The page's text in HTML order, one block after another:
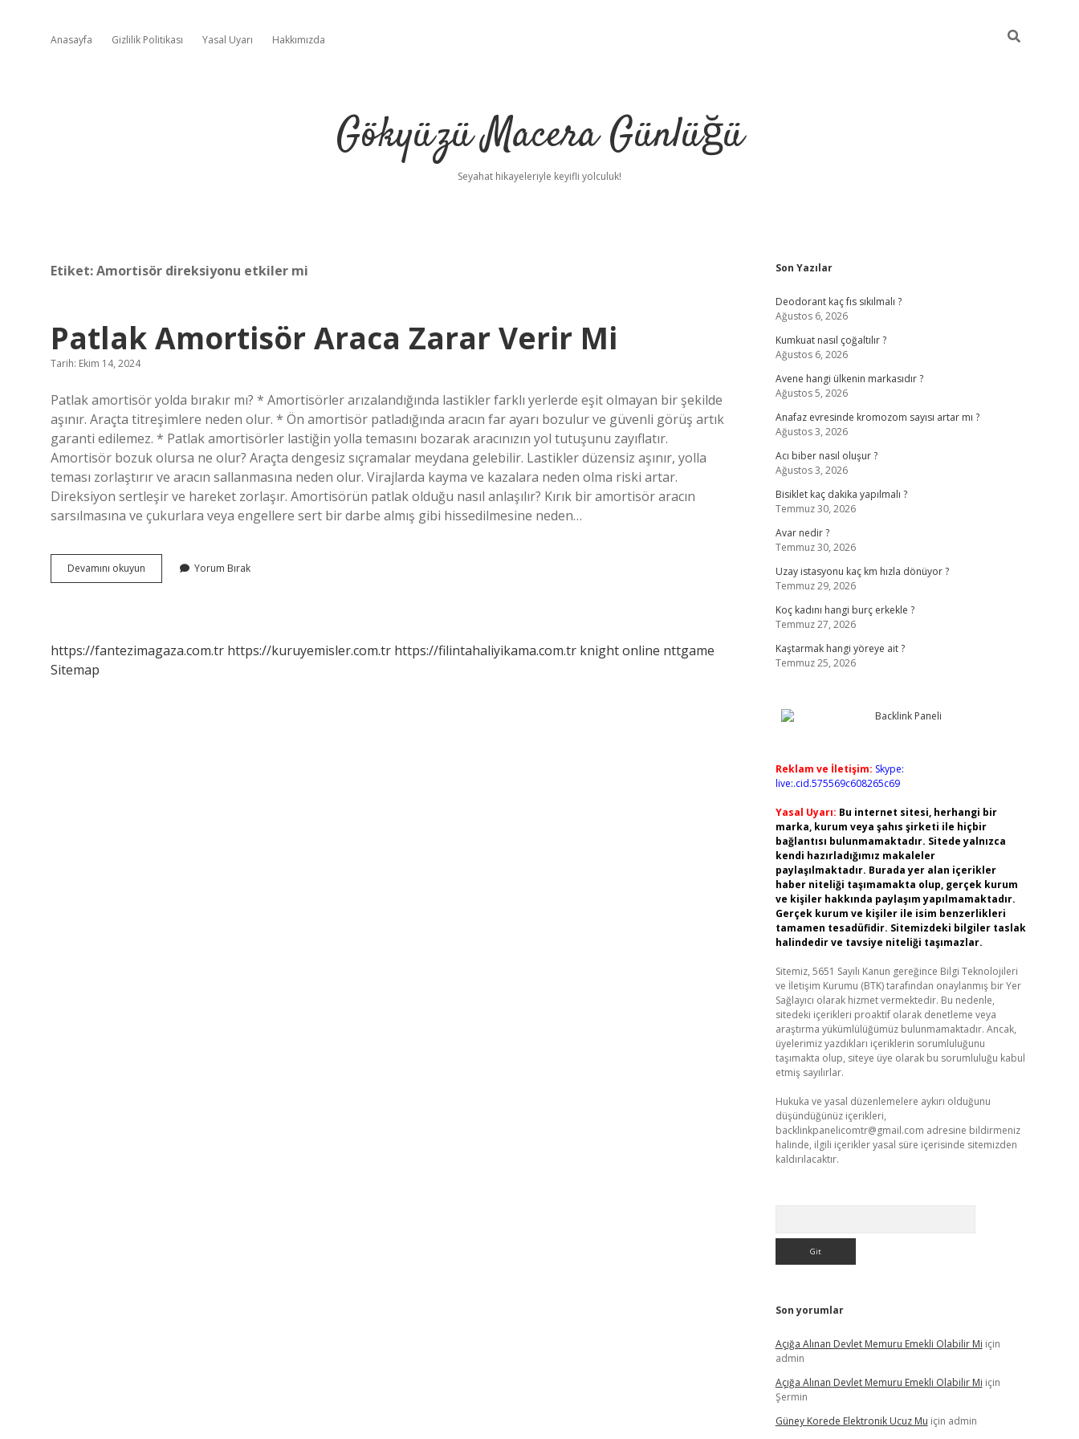
Anasayfa Gizlilik Politikası Yasal Uyarı Hakkımızda
Gökyüzü Macera Günlüğü
Seyahat hikayeleriyle keyifli yolculuk!
Etiket:Amortisör direksiyonu etkiler mi
Patlak Amortisör Araca Zarar Verir Mi
Tarih: Ekim 14, 2024
Patlak amortisör yolda bırakır mı? * Amortisörler arızalandığında lastikler farklı yerlerde eşit olmayan bir şekilde
aşınır. Araçta titreşimlere neden olur. * Ön amortisör patladığında aracın far ayarı bozulur ve güvenli görüş artık
garanti edilemez. * Patlak amortisörler lastiğin yolla temasını bozarak aracınızın yol tutuşunu zayıflatır.
Amortisör bozuk olursa ne olur? Araçta dengesiz sıçramalar meydana gelebilir. Lastikler düzensiz aşınır, yolla
teması zorlaştırır ve aracın sallanmasına neden olur. Virajlarda kayma ve kazalara neden olma riski artar.
Direksiyon sertleşir ve hareket zorlaşır. Amortisörün patlak olduğu nasıl anlaşılır? Kırık bir amortisör aracın
sarsılmasına ve çukurlara veya engellere sert bir darbe almış gibi hissedilmesine neden…
Devamını okuyun
Amortisör
Yorum Bırak
https://fantezimagaza.com.tr https://kuruyemisler.com.tr https://filintahaliyikama.com.tr knight online nttgame
Sitemap
Sidebar
Son Yazılar
Deodorant kaç fıs sıkılmalı ?
Ağustos 6, 2026
Kumkuat nasıl çoğaltılır ?
Ağustos 6, 2026
Avene hangi ülkenin markasıdır ?
Ağustos 5, 2026
Anafaz evresinde kromozom sayısı artar mı ?
Ağustos 3, 2026
Acı biber nasıl oluşur ?
Ağustos 3, 2026
Bisiklet kaç dakika yapılmalı ?
Temmuz 30, 2026
Avar nedir ?
Temmuz 30, 2026
Uzay istasyonu kaç km hızla dönüyor ?
Temmuz 29, 2026
Koç kadını hangi burç erkekle ?
Temmuz 27, 2026
Kaştarmak hangi yöreye ait ?
Temmuz 25, 2026
Reklam ve İletişim: Skype:
live:.cid.575569c608265c69
Yasal Uyarı: Bu internet sitesi, herhangi bir
marka, kurum veya şahıs şirketi ile hiçbir
bağlantısı bulunmamaktadır. Sitede yalnızca
kendi hazırladığımız makaleler
paylaşılmaktadır. Burada yer alan içerikler
haber niteliği taşımamakta olup, gerçek kurum
ve kişiler hakkında paylaşım yapılmamaktadır.
Gerçek kurum ve kişiler ile isim benzerlikleri
tamamen tesadüfidir. Sitemizdeki bilgiler taslak
halindedir ve tavsiye niteliği taşımazlar.
Sitemiz, 5651 Sayılı Kanun gereğince Bilgi Teknolojileri
ve İletişim Kurumu (BTK) tarafından onaylanmış bir Yer
Sağlayıcı olarak hizmet vermektedir. Bu nedenle,
sitedeki içerikleri proaktif olarak denetleme veya
araştırma yükümlülüğümüz bulunmamaktadır. Ancak,
üyelerimiz yazdıkları içeriklerin sorumluluğunu
taşımakta olup, siteye üye olarak bu sorumluluğu kabul
etmiş sayılırlar.
Hukuka ve yasal düzenlemelere aykırı olduğunu
düşündüğünüz içerikleri,
backlinkpanelicomtr@gmail.com adresine bildirmeniz
halinde, ilgili içerikler yasal süre içerisinde sitemizden
kaldırılacaktır.
Son yorumlar
Açığa Alınan Devlet Memuru Emekli Olabilir Mi için
admin
Açığa Alınan Devlet Memuru Emekli Olabilir Mi için
Şermin
Güney Korede Elektronik Ucuz Mu için admin